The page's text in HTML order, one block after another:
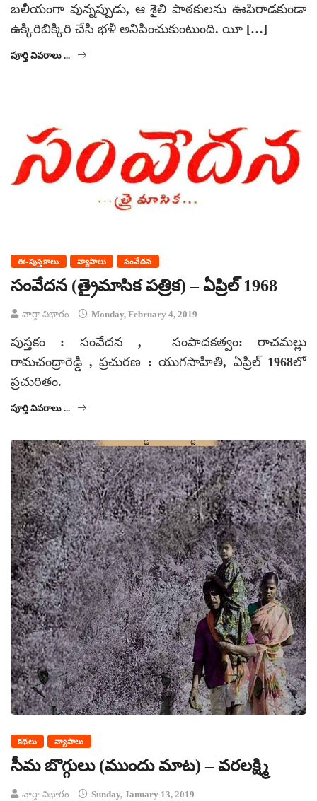
బలీయంగా వున్నప్పుడు, ఆ శైలి పాఠకులను ఊపిరాడకుండా
ఉక్కిరిబిక్కిరి చేసి భళీ అనిపించుకుంటుంది. యీ […]
పూర్తి వివరాలు ...
ఈ-పుస్తకాలు వ్యాసాలు సంవేదన
సంవేదన (త్రైమాసిక పత్రిక) – ఏప్రిల్ 1968
వార్తా విభాగం Monday, February 4, 2019
పుస్తకం : సంవేదన , సంపాదకత్వం: రాచమల్లు
రామచంద్రారెడ్డి , ప్రచురణ : యుగసాహితి, ఏప్రిల్ 1968లో
ప్రచురితం.
పూర్తి వివరాలు ...
కథలు వ్యాసాలు
సీమ బొగ్గులు (ముందు మాట) – వరలక్ష్మి
వార్తా విభాగం Sunday, January 13, 2019